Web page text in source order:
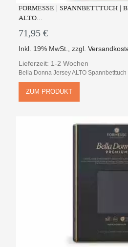
FORMESSE | SPANNBETTTUCH |
ALTO...
71,95 €
Inkl. 19% MwSt.,zzgl.
Lieferzeit: 1-2 Wochen
Bella Donna Jersey ALTO Spannbetttuch
ZUM PRODUKT